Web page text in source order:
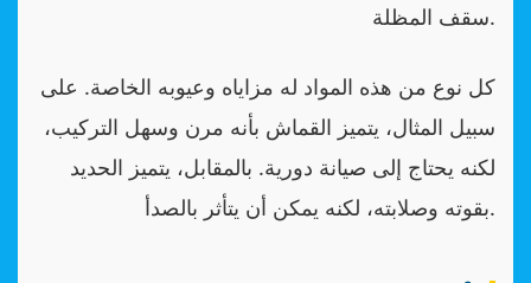
سقف المظلة.
كل نوع من هذه المواد له مزاياه وعيوبه الخاصة. على
سبيل المثال، يتميز القماش بأنه مرن وسهل التركيب،
لكنه يحتاج إلى صيانة دورية. بالمقابل، يتميز الحديد
بقوته وصلابته، لكنه يمكن أن يتأثر بالصدأ.